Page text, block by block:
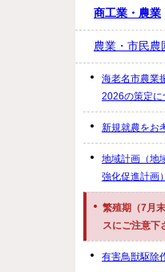
商工業・農業
農業・市民農
海老名市農業
2026の策定に
新規就農をお
地域計画（地
強化促進計画
繁殖期（7月
スにご注意下
有害鳥獣駆除